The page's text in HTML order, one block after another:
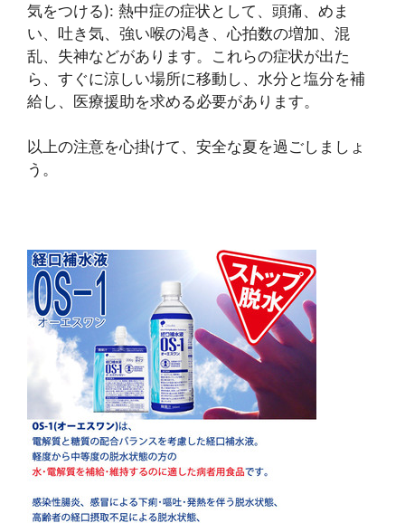
気をつける): 熱中症の症状として、頭痛、めま
い、吐き気、強い喉の渇き、心拍数の増加、混
乱、失神などがあります。これらの症状が出た
ら、すぐに涼しい場所に移動し、水分と塩分を補
給し、医療援助を求める必要があります。
以上の注意を心掛けて、安全な夏を過ごしましょ
う。